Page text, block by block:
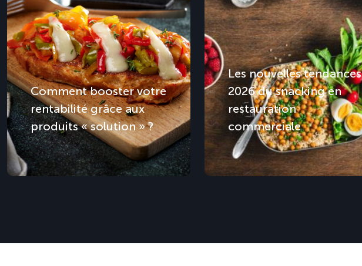
Comment booster votre
rentabilité grâce aux
produits « solution » ?
Les nouvelles tendances
2026 du snacking en
restauration
commerciale